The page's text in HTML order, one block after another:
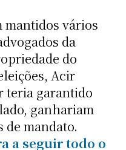
mantidos vários
da
do
Acir
teria garantido
ganhariam
mandato.
a seguir todo o